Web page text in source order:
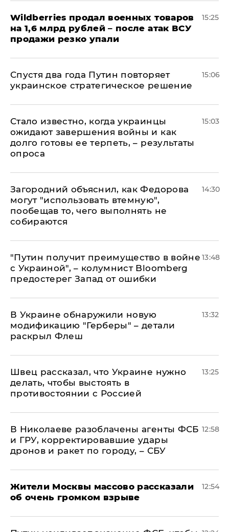
​Wildberries продал военных товаров
на 1,6 млрд рублей – после атак ВСУ
продажи резко упали
15:25
Спустя два года Путин повторяет
украинское стратегическое решение
15:06
Стало известно, когда украинцы
ожидают завершения войны и как
долго готовы ее терпеть, – результаты
опроса
15:03
Загородний объяснил, как Федорова
могут "использовать втемную",
пообещав то, чего выполнять не
собираются
14:30
"Путин получит преимущество в войне
с Украиной", – колумнист Bloomberg
предостерег Запад от ошибки
13:48
В Украине обнаружили новую
модификацию "Герберы" – детали
раскрыл Флеш
13:32
Швец рассказал, что Украине нужно
делать, чтобы выстоять в
противостоянии с Россией
13:25
В Николаеве разоблачены агенты ФСБ
и ГРУ, корректировавшие удары
дронов и ракет по городу, – СБУ
12:58
Жители Москвы массово рассказали
об очень громком взрыве
12:54